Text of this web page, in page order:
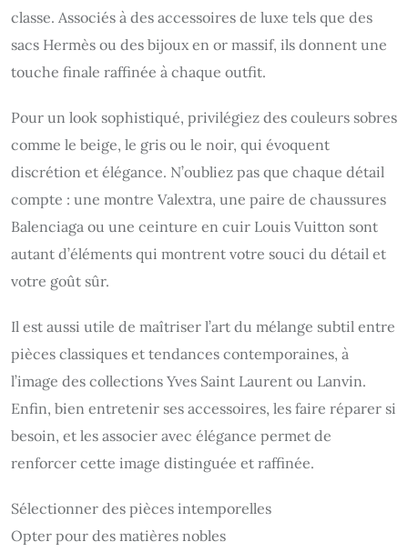
classe. Associés à des accessoires de luxe tels que des
sacs Hermès ou des bijoux en or massif, ils donnent une
touche finale raffinée à chaque outfit.
Pour un look sophistiqué, privilégiez des couleurs sobres
comme le beige, le gris ou le noir, qui évoquent
discrétion et élégance. N’oubliez pas que chaque détail
compte : une montre Valextra, une paire de chaussures
Balenciaga ou une ceinture en cuir Louis Vuitton sont
autant d’éléments qui montrent votre souci du détail et
votre goût sûr.
Il est aussi utile de maîtriser l’art du mélange subtil entre
pièces classiques et tendances contemporaines, à
l’image des collections Yves Saint Laurent ou Lanvin.
Enfin, bien entretenir ses accessoires, les faire réparer si
besoin, et les associer avec élégance permet de
renforcer cette image distinguée et raffinée.
Sélectionner des pièces intemporelles
Opter pour des matières nobles